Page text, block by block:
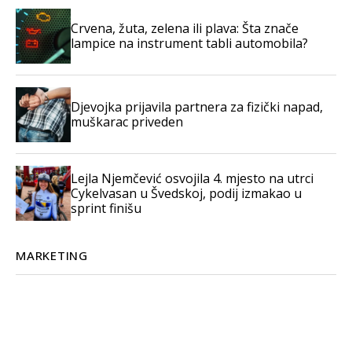
Crvena, žuta, zelena ili plava: Šta znače
lampice na instrument tabli automobila?
Djevojka prijavila partnera za fizički napad,
muškarac priveden
Lejla Njemčević osvojila 4. mjesto na utrci
Cykelvasan u Švedskoj, podij izmakao u
sprint finišu
MARKETING